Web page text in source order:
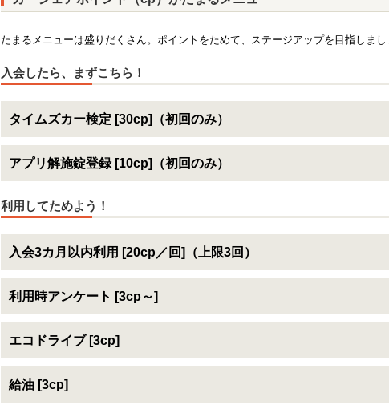
たまるメニューは盛りだくさん。ポイントをためて、ステージアップを目指しま
入会したら、まずこちら！
タイムズカー検定 [30cp]（初回のみ）
アプリ解施錠登録 [10cp]（初回のみ）
利用してためよう！
入会3カ月以内利用 [20cp／回]（上限3回）
利用時アンケート [3cp～]
エコドライブ [3cp]
給油 [3cp]